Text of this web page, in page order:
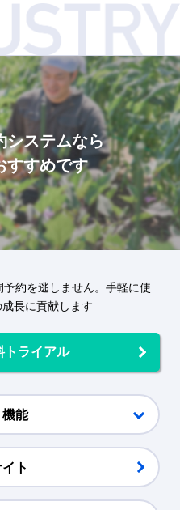
システムなら
すすめです
約を逃しません。手軽に使
長に貢献します
トライアル
能
ト